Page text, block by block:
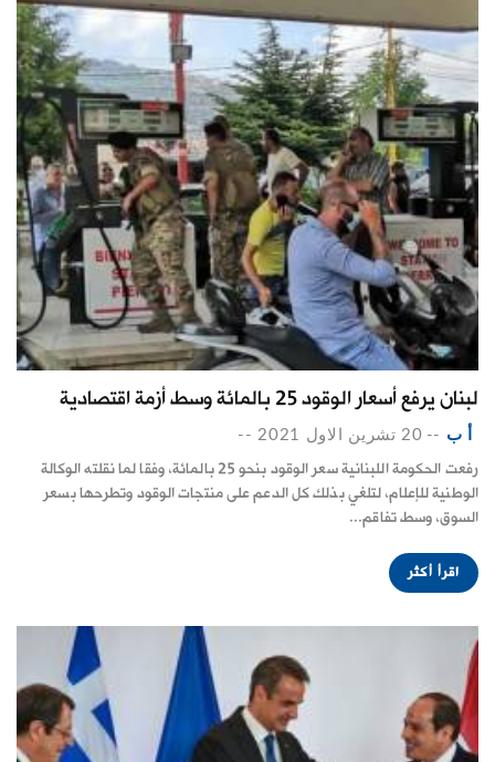
لبنان يرفع أسعار الوقود 25 بالمائة وسط أزمة اقتصادية
أ ب -- 20 تشرين الاول 2021 --
رفعت الحكومة اللبنانية سعر الوقود بنحو 25 بالمائة، وفقا لما نقلته الوكالة
الوطنية للإعلام، لتلغي بذلك كل الدعم على منتجات الوقود وتطرحها بسعر
السوق، وسط تفاقم...
اقرأ أكثر